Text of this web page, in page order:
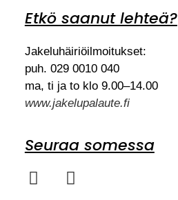
Etkö saanut lehteä?
Jakeluhäiriöilmoitukset:
puh. 029 0010 040
ma, ti ja to klo 9.00–14.00
www.jakelupalaute.fi
Seuraa somessa